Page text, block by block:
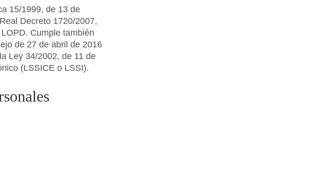
15/1999, de 13 de
Decreto 1720/2007,
Cumple también
de 27 de abril de 2016
Ley 34/2002, de 11 de
(LSSICE o LSSI).